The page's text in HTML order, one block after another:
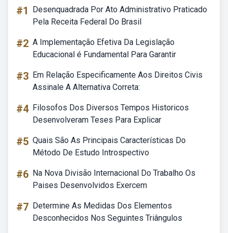
#1
Desenquadrada Por Ato Administrativo Praticado
Pela Receita Federal Do Brasil
#2 A Implementação Efetiva Da Legislação
Educacional é Fundamental Para Garantir
#3 Em Relação Especificamente Aos Direitos Civis
Assinale A Alternativa Correta:
#4 Filosofos Dos Diversos Tempos Historicos
Desenvolveram Teses Para Explicar
#5 Quais São As Principais Características Do
Método De Estudo Introspectivo
#6 Na Nova Divisão Internacional Do Trabalho Os
Paises Desenvolvidos Exercem
#7 Determine As Medidas Dos Elementos
Desconhecidos Nos Seguintes Triângulos